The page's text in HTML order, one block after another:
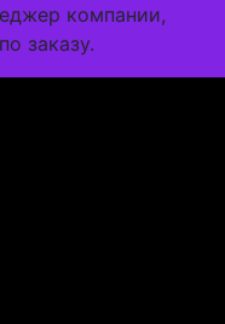
компании,
заказу.